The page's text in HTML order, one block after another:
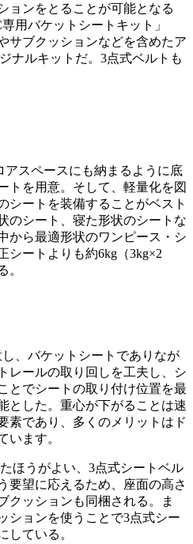
ョンをとることが可能となる
用バケットシートキット」
サブクッションなどを含めたア
ナルキットだ。3点式ベルトも
アスペースにも納まるように底
トを用意。そして、軽量化を図
シートを装備することがベスト
のシート、寝た形状のシートな
から最適形状のワンピース・シ
シートよりも約6kg（3kg×2
。
、バケットシートでありなが
レールの取り回しを工夫し、シ
とでシートの取り付け位置を最
とした。重心が下がることは速
素であり、多くのメリットはド
います。
ほうがよい、3点式シートベル
要望に応えるため、座面の高さ
クッションも同梱される。ま
ションを使うことで3点式シー
している。